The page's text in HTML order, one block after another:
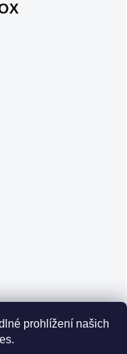
prohlížení našich